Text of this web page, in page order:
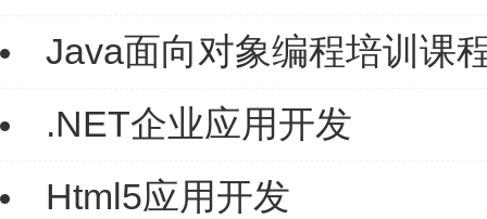
Java面向对象编程培训课
.NET企业应用开发
Html5应用开发